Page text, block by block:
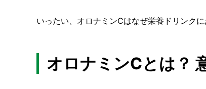
いったい、オロナミンCはなぜ栄養ドリンク
オロナミンCとは？